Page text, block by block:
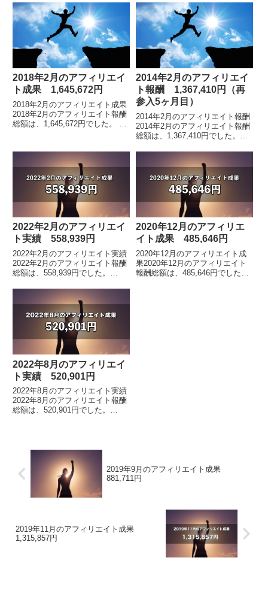
た。拡大画像です。7月の総合ラ
ンキングでは第15位でした7月の
インフ...
ォトップ管理画面のフォーマット
が変わりました。アフィリエイト
報...
2018年2月のアフィリエイ
ト成果 1,645,672円
2018年2月のアフィリエイト成果
2018年2月のアフィリエイト報酬
総額は、1,645,672円でした。 各
額は、1億865万円アフィリエ
2014年2月のアフィリエイ
ト報酬 1,367,410円（再
参入5ヶ月目）
2014年2月のアフィリエイト報酬
2014年2月のアフィリエイト報酬
総額は、1,367,410円でした。拡
を突破情報商材アフィリエイトを
再開して5ヶ月目も130万円を
突...
2022年2月のアフィリエイ
ト実績 558,939円
2022年2月のアフィリエイト実績
2022年2月のアフィリエイト報酬
総額は、558,939円でした。
ォトップ管理画面のフォーマット
が変わりました。アフィリエイト
報酬総...
2020年12月のアフィリエ
イト成果 485,646円
2020年12月のアフィリエイト成
果2020年12月のアフィリエイト
報酬総額は、485,646円でした。
2022年8月のアフィリエイ
ト実績 520,901円
2022年8月のアフィリエイト実績
2022年8月のアフィリエイト報酬
総額は、520,901円でした。
報酬総...
2019年9月のアフィリエイト成果
881,711円
2019年11月のアフィリエイト成果
1,315,857円